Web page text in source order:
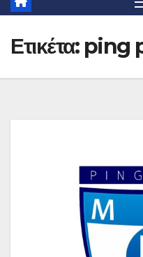
Ετικέτα: ping